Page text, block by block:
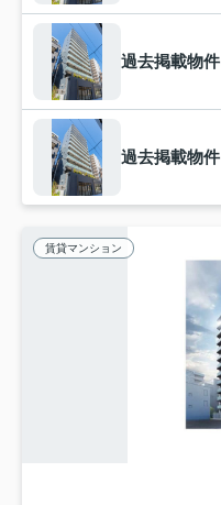
過去掲載物件
過去掲載物件
賃貸マンション